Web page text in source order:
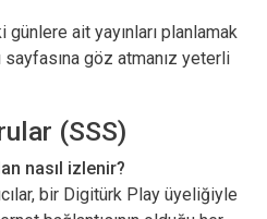
ait yayınları planlamak
sayfasına göz atmanız yeterli
(SSS)
nasıl izlenir?
bir Digitürk Play üyeliğiyle